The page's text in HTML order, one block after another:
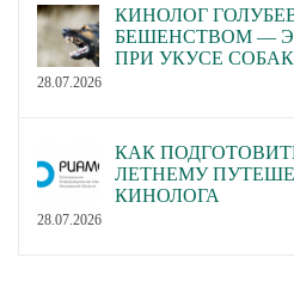
КИНОЛОГ
БЕШЕНСТВОМ —
ПРИ УКУСЕ
28.07.2026
КАК
ЛЕТНЕМУ
КИНОЛОГА
28.07.2026